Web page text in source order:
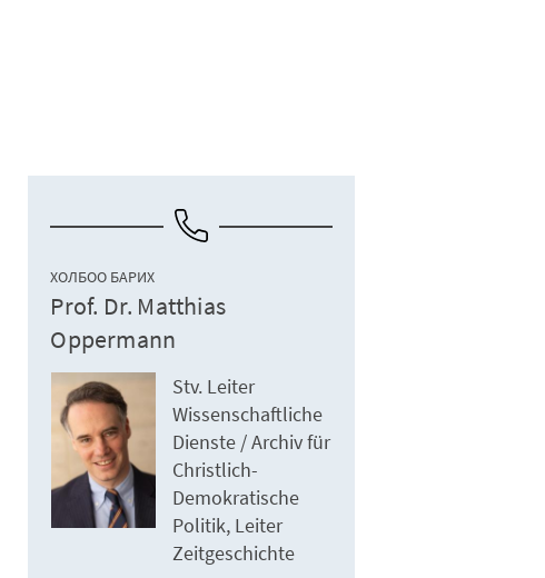
ХОЛБОО БАРИХ
Prof. Dr. Matthias
Oppermann
Stv. Leiter
Wissenschaftliche
Dienste / Archiv für
Christlich-
Demokratische
Politik, Leiter
Zeitgeschichte